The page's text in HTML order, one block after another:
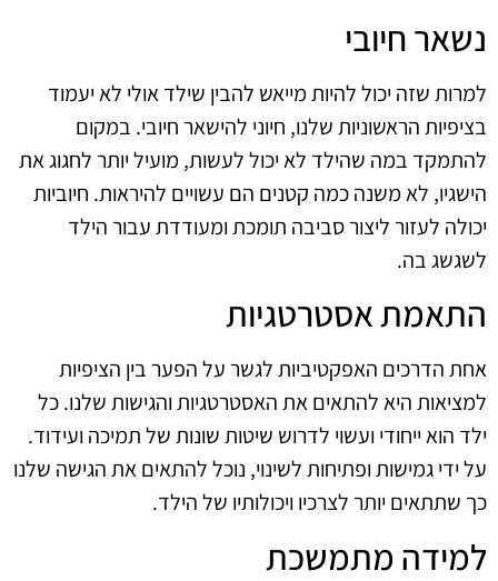
נשאר חיובי
למרות שזה יכול להיות מייאש להבין שילד אולי לא יעמוד
בציפיות הראשוניות שלנו, חיוני להישאר חיובי. במקום
להתמקד במה שהילד לא יכול לעשות, מועיל יותר לחגוג את
הישגיו, לא משנה כמה קטנים הם עשויים להיראות. חיוביות
יכולה לעזור ליצור סביבה תומכת ומעודדת עבור הילד
לשגשג בה.
התאמת אסטרטגיות
אחת הדרכים האפקטיביות לגשר על הפער בין הציפיות
למציאות היא להתאים את האסטרטגיות והגישות שלנו. כל
ילד הוא ייחודי ועשוי לדרוש שיטות שונות של תמיכה ועידוד.
על ידי גמישות ופתיחות לשינוי, נוכל להתאים את הגישה שלנו
כך שתתאים יותר לצרכיו ויכולותיו של הילד.
למידה מתמשכת